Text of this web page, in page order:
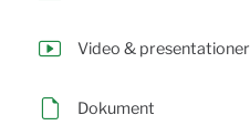
Video & presentationer
Dokument